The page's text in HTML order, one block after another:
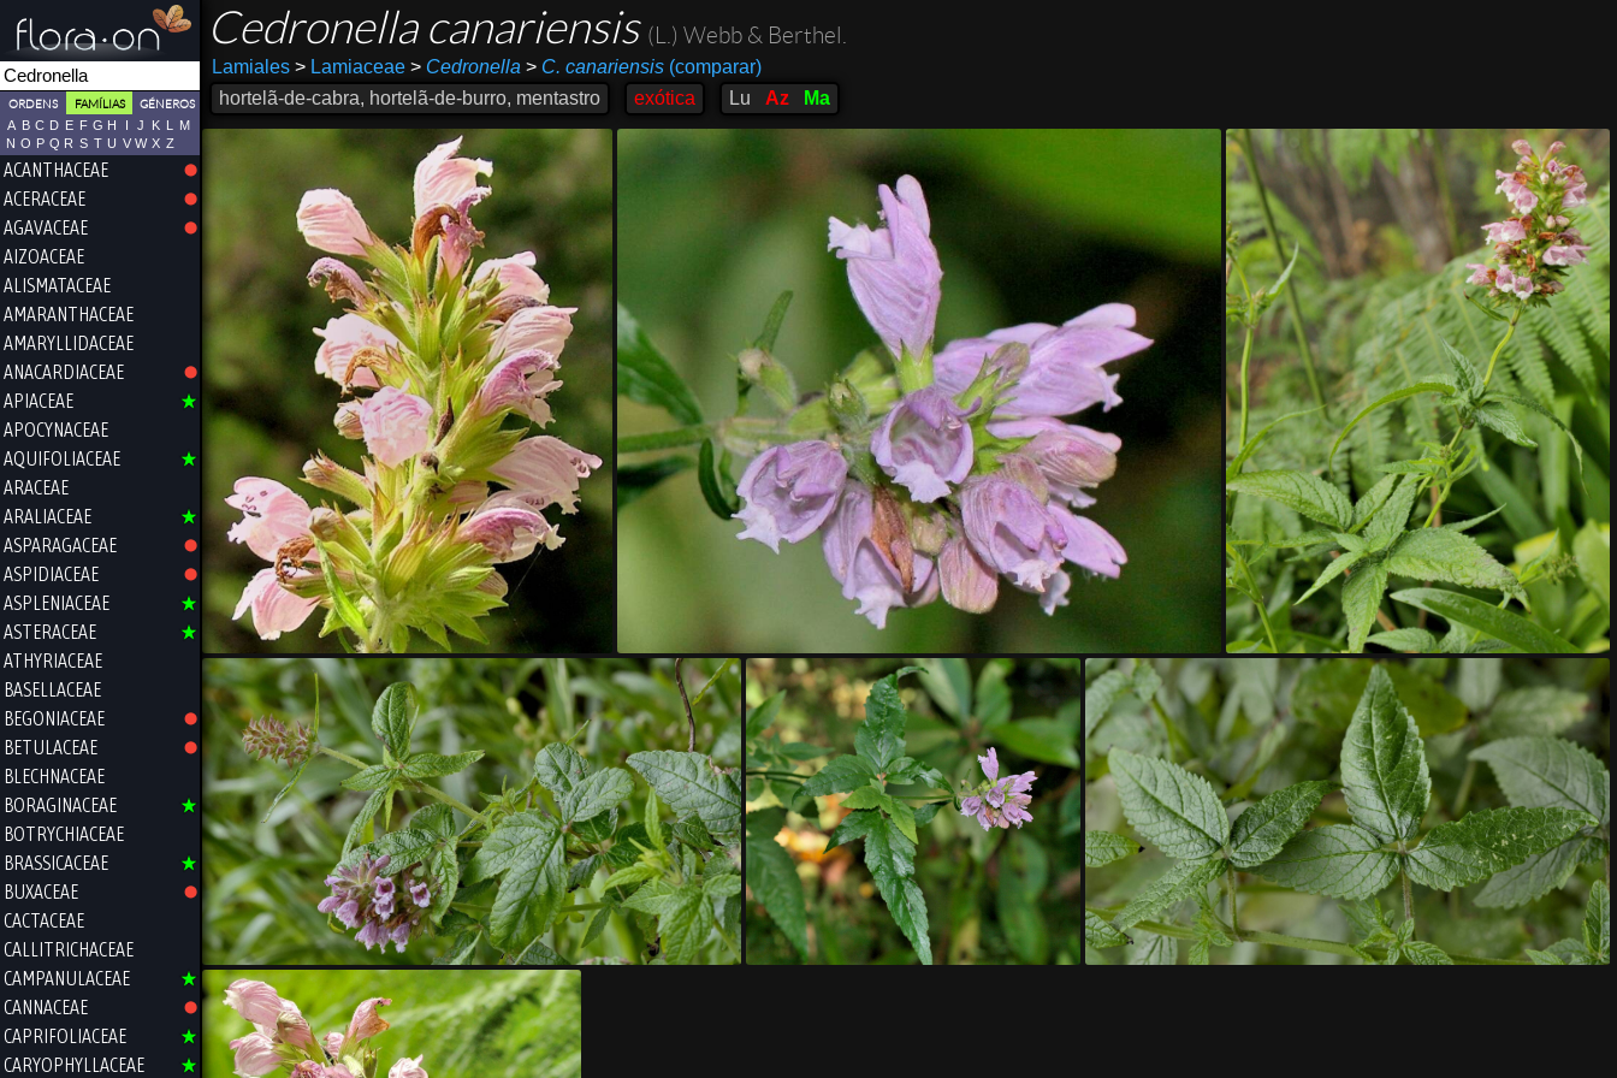
ORDENS FAMÍLIAS GÉNEROS
A B C D E F G H I J K L
M
N O P Q R S T U V W X Z
ACANTHACEAE
ACERACEAE
AGAVACEAE
AIZOACEAE
ALISMATACEAE
AMARANTHACEAE
AMARYLLIDACEAE
ANACARDIACEAE
APIACEAE
APOCYNACEAE
AQUIFOLIACEAE
ARACEAE
ARALIACEAE
ASPARAGACEAE
ASPIDIACEAE
ASPLENIACEAE
ASTERACEAE
ATHYRIACEAE
BASELLACEAE
BEGONIACEAE
BETULACEAE
BLECHNACEAE
BORAGINACEAE
BOTRYCHIACEAE
BRASSICACEAE
BUXACEAE
CACTACEAE
CALLITRICHACEAE
CAMPANULACEAE
CANNACEAE
CAPRIFOLIACEAE
CARYOPHYLLACEAE
Cedronella canariensis (L.) Webb & Berthel.
Lamiales >Lamiaceae > Cedronella > C. canariensis(comparar)
hortelã-de-cabra, hortelã-de-burro, mentastro
exótica Lu Az Ma